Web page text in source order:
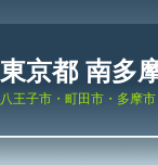
東京都 南多
八王子市・町田市・多摩